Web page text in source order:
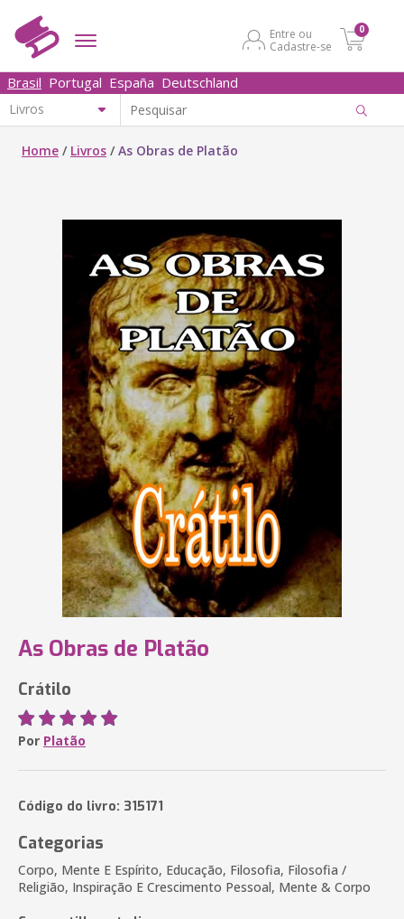
Entre ou
Cadastre-se
0
Brasil Portugal España Deutschland
Home / Livros /As Obras de Platão
As Obras de Platão
Crátilo
Por Platão
Código do livro: 315171
Categorias
Corpo, Mente E Espírito, Educação, Filosofia, Filosofia /
Religião, Inspiração E Crescimento Pessoal, Mente & Corpo